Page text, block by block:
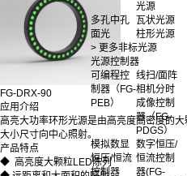
光源
多孔中孔
面光
瓦状光源
柱形光源
> 更多非标光源
光源控制器
可编程控
制器（FG-
PEB）
线扫/面阵
相机分时
成像控制
器（FG-
PDGS）
模拟数显
恒压/恒流
控制器
数字恒压/
恒流控制
器(FG-
FG-DRX-90
应用介绍
高亮大功率环形光源是由高亮度高密度的
大小尺寸向中心照射。
产品特点
◆ 高亮度大颗粒LED陈列